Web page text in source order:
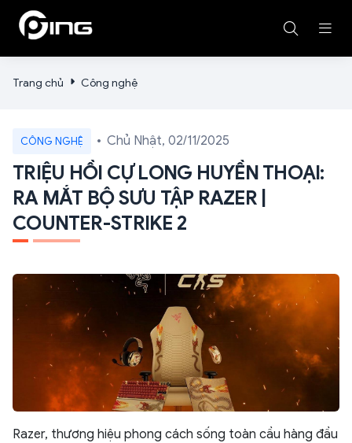
Trang chủ Công nghệ
CÔNG NGHỆ Chủ Nhật, 02/11/2025
TRIỆU HỒI CỰ LONG HUYỀN THOẠI:
RA MẮT BỘ SƯU TẬP RAZER |
COUNTER-STRIKE 2
Razer, thương hiệu phong cách sống toàn cầu hàng đầu